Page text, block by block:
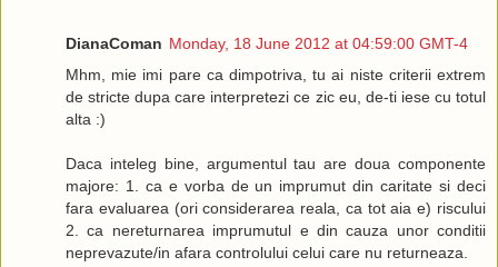
DianaComan Monday, 18 June 2012 at 04:59:00 GMT-4
Mhm, mie imi pare ca dimpotriva, tu ai niste criterii extrem
de stricte dupa care interpretezi ce zic eu, de-ti iese cu totul
alta :)
Daca inteleg bine, argumentul tau are doua componente
majore: 1. ca e vorba de un imprumut din caritate si deci
fara evaluarea (ori considerarea reala, ca tot aia e) riscului
2. ca nereturnarea imprumutul e din cauza unor conditii
neprevazute/in afara controlului celui care nu returneaza.